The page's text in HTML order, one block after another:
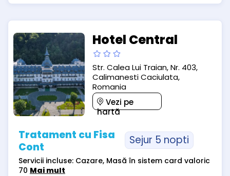
Hotel Central
Str. Calea Lui Traian, Nr. 403,
Calimanesti Caciulata,
Romania
Vezi pe
hartă
Tratament cu Fisa
Cont
Sejur 5 nopti
Servicii incluse: Cazare, Masă în sistem card valoric
70 Mai mult